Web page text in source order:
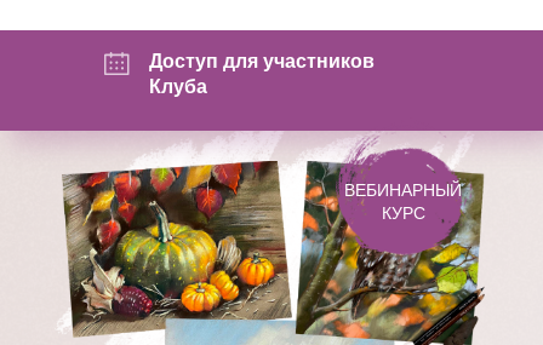
Доступ для участников
Клуба
ВЕБИНАРНЫЙ
КУРС